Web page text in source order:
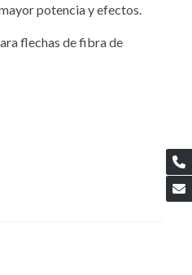
potencia y efectos.
flechas de fibra de